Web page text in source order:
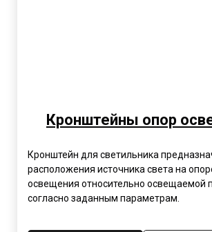
Кронштейны опор
Кронштейн для светильника
расположения источника света на
освещения относительно освещаемой
согласно заданным параметрам.